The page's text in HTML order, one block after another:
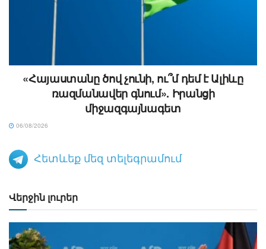
«Հայաստանը ծով չունի, ու՞մ դեմ է Ալիևը
ռազմանավեր գնում». Իրանցի
միջազգայնագետ
06/08/2026
Հետևեք մեզ տելեգրամում
Վերջին լուրեր